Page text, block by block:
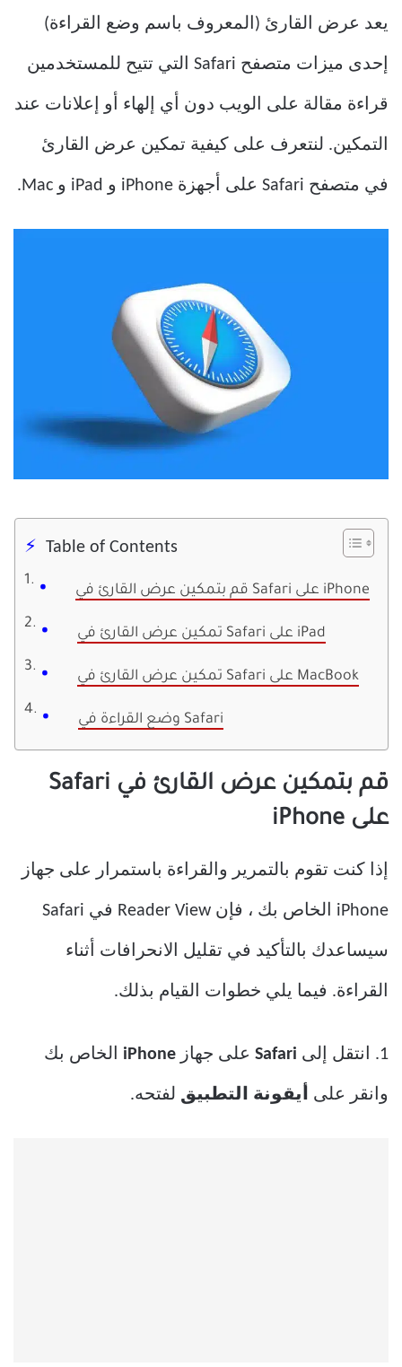
يعد عرض القارئ (المعروف باسم وضع القراءة)
إحدى ميزات متصفح Safari التي تتيح للمستخدمين
قراءة مقالة على الويب دون أي إلهاء أو إعلانات عند
التمكين. لنتعرف على كيفية تمكين عرض القارئ
في متصفح Safari على أجهزة iPhone و iPad و Mac.
Table of Contents
قم بتمكين عرض القارئ في Safari على iPhone
تمكين عرض القارئ في Safari على iPad
تمكين عرض القارئ في Safari على MacBook
وضع القراءة في Safari
قم بتمكين عرض القارئ في Safari
على iPhone
إذا كنت تقوم بالتمرير والقراءة باستمرار على جهاز
iPhone الخاص بك ، فإن Reader View في Safari
سيساعدك بالتأكيد في تقليل الانحرافات أثناء
القراءة. فيما يلي خطوات القيام بذلك.
1. انتقل إلى Safari على جهاز iPhone الخاص بك
وانقر على أيقونة التطبيق لفتحه.